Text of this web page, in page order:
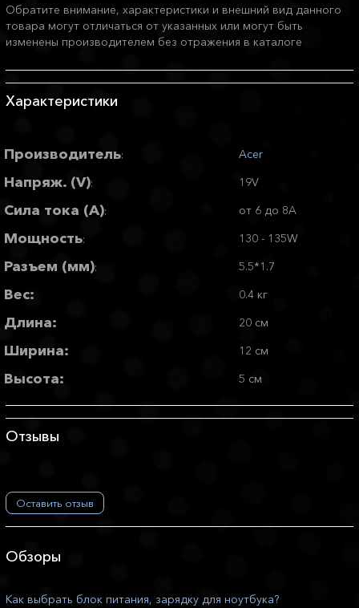
Обратите внимание, характеристики и внешний вид данного
товара могут отличаться от указанных или могут быть
изменены производителем без отражения в каталоге
Характеристики
Производитель: Acer
Напряж. (V): 19V
Сила тока (А): от 6 до 8A
Мощность: 130 - 135W
Разъем (мм): 5.5*1.7
Вес: 0.4 кг
Длина: 20 см
Ширина: 12 см
Высота: 5 см
Отзывы
Оставить отзыв
Обзоры
Как выбрать блок питания, зарядку для ноутбука?